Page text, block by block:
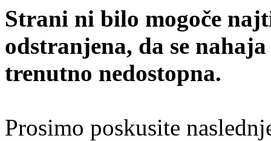
Strani ni bilo mogoče
odstranjena, da se
trenutno nedostopna.
Prosimo poskusite